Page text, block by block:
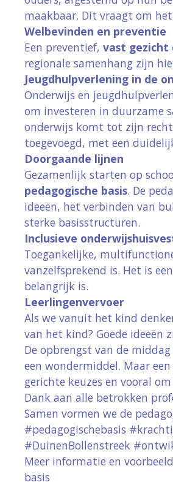
maakbaar. Dit vraagt om
Welbevinden en preventie
Een preventief, vast gezicht
regionale samenhang zijn
Jeugdhulpverlening in de
Onderwijs en
om investeren in duurzame
onderwijs komt tot zijn recht
toegevoegd, met een
Doorgaande lijnen
Gezamenlijk starten op
pedagogische basis. De
ideeën, het verbinden van
sterke basisstructuren.
Inclusieve
Toegankelijke,
vanzelfsprekend is. Het is
belangrijk is.
Leerlingenvervoer
Als we vanuit het kind
van het kind? Goede ideeën
De opbrengst van de
een wondermiddel. Maar een
gerichte keuzes en vooral om
Dank aan alle betrokken
Samen vormen we de
#pedagogischebasis
#DuinenBollenstreek
Meer informatie en
basis
Leuk